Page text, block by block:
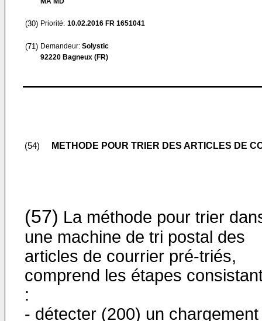
(30) Priorité: 10.02.2016 FR 1651041
(71) Demandeur: Solystic
92220 Bagneux (FR)
(54) METHODE POUR TRIER DES ARTICLES DE
(57) La méthode pour trier
une machine de tri postal des
articles de courrier pré-triés,
comprend les étapes
:
- détecter (200) un chargement